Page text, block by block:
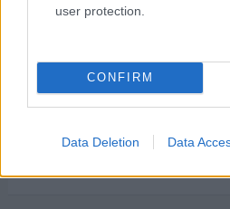
user protection.
CONFIRM
Data Deletion Data
ΑΝΗΚΕΙ ΣΤΗΝ ΚΑΤΗΓΟΡΙΑ:
ΕΠΙΣΗΜΑΣΜΕΝΟ ΜΕ: "MEGA